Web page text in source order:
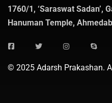
1760/1, ‘Saraswat Sadan’,
Hanuman Temple,
© 2025 Adarsh Prakashan.